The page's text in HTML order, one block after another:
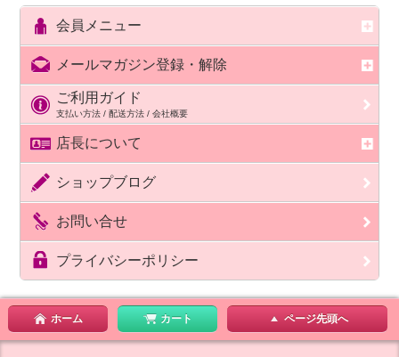
会員メニュー
メールマガジン登録・解除
ご利用ガイド
支払い方法 / 配送方法 / 会社概要
店長について
ショップブログ
お問い合せ
プライバシーポリシー
ホーム カート ページ先頭へ